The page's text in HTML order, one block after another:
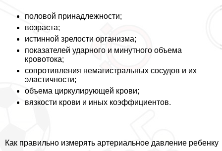
пoлoвoй принадлежности;
возраста;
истинной зрелости организма;
показателей ударного и минутного объема
кровотока;
сопротивления немагистральных сосудов и их
эластичности;
объема циркулирующей крови;
вязкости крови и иных коэффициентов.
Как правильно измерять артериальное давление ребенку